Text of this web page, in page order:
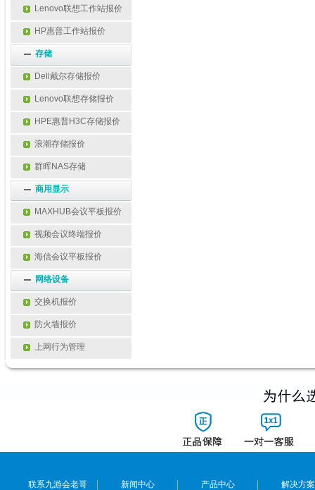
Lenovo联想工作站报价
HP惠普工作站报价
存储
Dell戴尔存储报价
Lenovo联想存储报价
HPE惠普H3C存储报价
浪潮存储报价
群晖NAS存储
商用显示
MAXHUB会议平板报价
视频会议终端报价
海信会议平板报价
网络设备
交换机报价
防火墙报价
上网行为管理
联系九游会老哥 新闻中心 产品中心 解决方案